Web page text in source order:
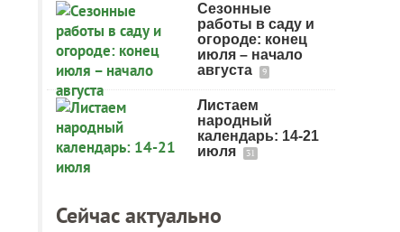
Сезонные
работы в саду и
огороде: конец
июля – начало
августа
9
Листаем
народный
календарь: 14-21
июля
31
Сейчас актуально